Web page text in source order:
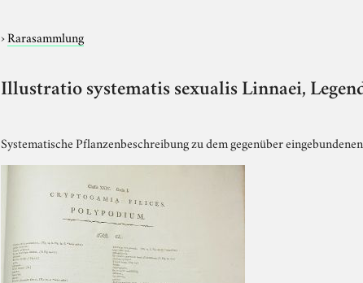
›Rarasammlung
Illustratio systematis sexualis Linnaei,
Systematische Pflanzenbeschreibung zu dem gegenüber